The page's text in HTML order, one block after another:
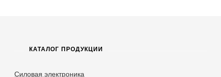
КАТАЛОГ ПРОДУКЦИИ
Силовая электроника